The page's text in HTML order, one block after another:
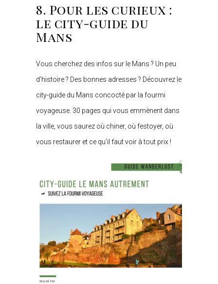
8. Pour les curieux :
le city-guide du
Mans
Vous cherchez des infos sur le Mans ? Un peu
d’histoire ? Des bonnes adresses ? Découvrez le
city-guide du Mans concocté par la fourmi
voyageuse. 30 pages qui vous emmènent dans
la ville, vous saurez où chiner, où festoyer, où
vous restaurer et ce qu’il faut voir à tout prix !